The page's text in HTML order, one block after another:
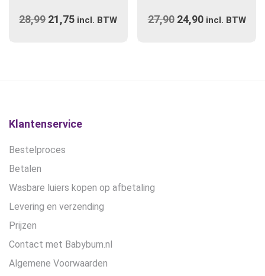
28,99 Oorspronkelijke
21,75 Huidige
incl. BTW
variaties.
27,90 Oorspronkelijke
24,90Huidige
incl. BTW
Klantenservice
Bestelproces
Betalen
Wasbare luiers kopen op afbetaling
Levering en verzending
Prijzen
Contact met Babybum.nl
Algemene Voorwaarden